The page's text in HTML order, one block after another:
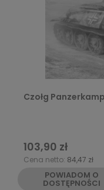
Czołg
103,90 zł
Cena netto: 84,47 zł
POWIADOM O
DOSTĘPNOŚCI